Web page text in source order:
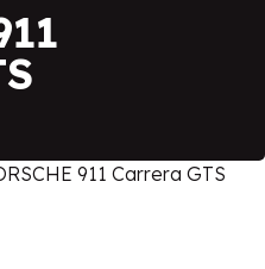
911 Carrera GTS